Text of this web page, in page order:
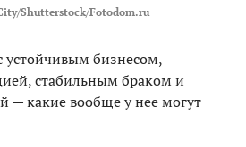
Shutterstock/Fotodom.ru
бизнесом,
стабильным браком и
— какие вообще у нее могут